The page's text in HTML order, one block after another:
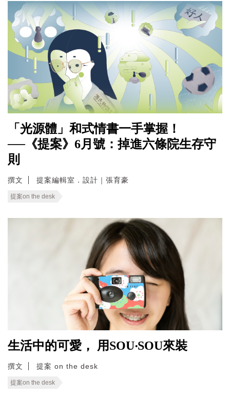
「光源體」和式情書一手掌握！
──《提案》6月號：掉進六條院生存守
則
撰文 提案編輯室．設計｜張育豪
提案on the desk
生活中的可愛， 用SOU‧SOU來裝
撰文 提案 on the desk
提案on the desk